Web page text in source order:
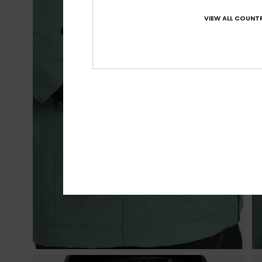
VIEW ALL